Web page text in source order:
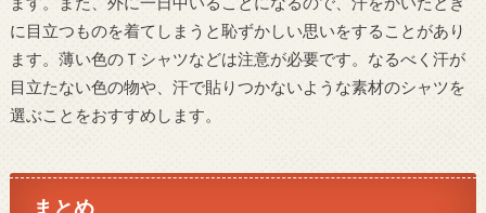
に目立つものを着てしまうと恥ずかしい思いをすることがあり
ます。薄い色のＴシャツなどは注意が必要です。なるべく汗が
目立たない色の物や、汗で貼りつかないような素材のシャツを
選ぶことをおすすめします。
まとめ